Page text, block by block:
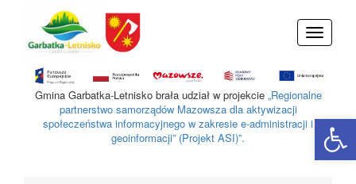
Toggle
Gmina Garbatka-Letnisko brała udział w projekcie „Regionalne
partnerstwo samorządów Mazowsza dla aktywizacji
społeczeństwa informacyjnego w zakresie e-administracji i
geoinformacji” (Projekt ASI)”.